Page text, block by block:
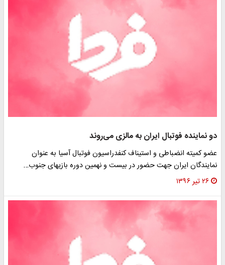
دو نماینده فوتبال ایران به مالزی می‌روند
عضو کمیته انضباطی و استیناف کنفدراسیون فوتبال آسیا به عنوان
نمایندگان ایران جهت حضور در بیست و نهمین دوره بازیهای جنوب…
۲۶ تیر ۱۳۹۶